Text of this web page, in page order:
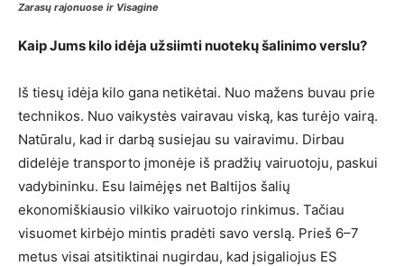
Zarasų rajonuose ir Visagine
Kaip Jums kilo idėja užsiimti nuotekų šalinimo verslu?
Iš tiesų idėja kilo gana netikėtai. Nuo mažens buvau prie
technikos. Nuo vaikystės vairavau viską, kas turėjo vairą.
Natūralu, kad ir darbą susiejau su vairavimu. Dirbau
didelėje transporto įmonėje iš pradžių vairuotoju, paskui
vadybininku. Esu laimėjęs net Baltijos šalių
ekonomiškiausio vilkiko vairuotojo rinkimus. Tačiau
visuomet kirbėjo mintis pradėti savo verslą. Prieš 6–7
metus visai atsitiktinai nugirdau, kad įsigaliojus ES